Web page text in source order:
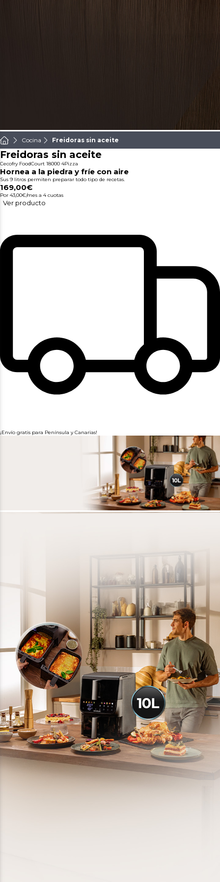
Cocina Freidoras sin aceite
Freidoras sin aceite
Cecofry FoodCourt 18000 4Pizza
Hornea a la piedra y fríe con aire
Sus 9 litros permiten preparar todo tipo de recetas.
169,00€
Por 43,00€/mes a 4 cuotas
Ver producto
¡Envío gratis para Península y Canarias!